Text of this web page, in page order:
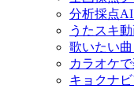
分析採点AI
うたスキ
歌いたい
カラオケ
キョクナビ